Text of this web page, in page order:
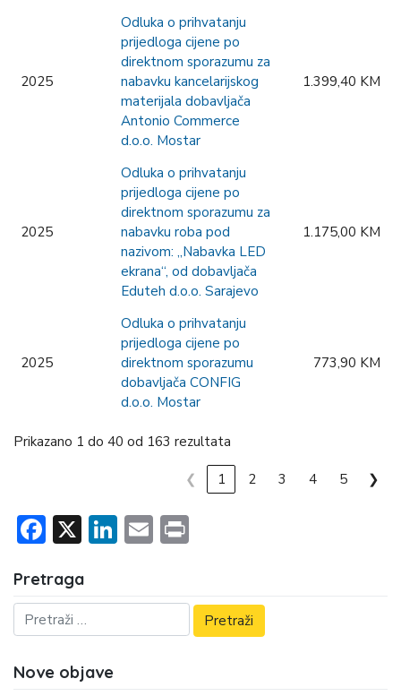
2025
Odluka o prihvatanju
prijedloga cijene po
direktnom sporazumu za
nabavku kancelarijskog
materijala dobavljača
Antonio Commerce
d.o.o. Mostar
1.399,40 KM
2025
Odluka o prihvatanju
prijedloga cijene po
direktnom sporazumu za
nabavku roba pod
nazivom: „Nabavka LED
ekrana“, od dobavljača
Eduteh d.o.o. Sarajevo
1.175,00 KM
2025
Odluka o prihvatanju
prijedloga cijene po
direktnom sporazumu
dobavljača CONFIG
d.o.o. Mostar
773,90 KM
Prikazano 1 do 40 od 163 rezultata
❮ 1 2 3 4 5 ❯
Facebook
X LinkedIn
Email
Pretraga
Nove objave